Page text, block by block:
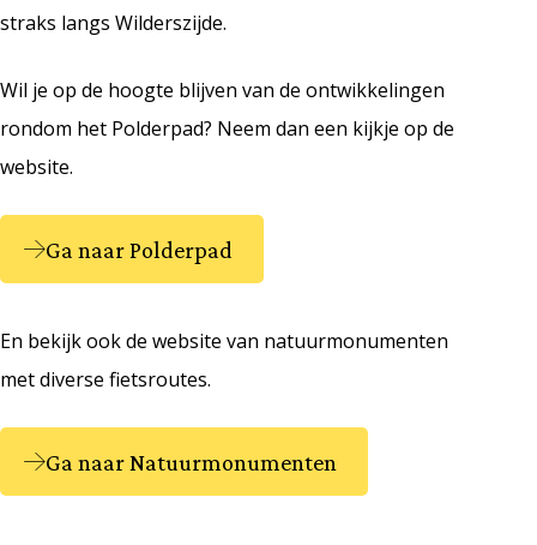
straks langs Wilderszijde.
Wil je op de hoogte blijven van de ontwikkelingen
rondom het Polderpad? Neem dan een kijkje op de
website.
Ga naar Polderpad
En bekijk ook de website van natuurmonumenten
met diverse fietsroutes.
Ga naar Natuurmonumenten